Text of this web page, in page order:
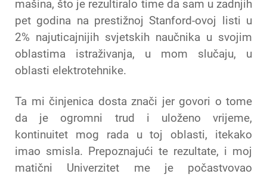
mašina, što je rezultiralo time da sam u zadnjih
pet godina na prestižnoj Stanford-ovoj listi u
2% najuticajnijih svjetskih naučnika u svojim
oblastima istraživanja, u mom slučaju, u
oblasti elektrotehnike.
Ta mi činjenica dosta znači jer govori o tome
da je ogromni trud i uloženo vrijeme,
kontinuitet mog rada u toj oblasti, itekako
imao smisla. Prepoznajući te rezultate, i moj
matični Univerzitet me je počastvovao